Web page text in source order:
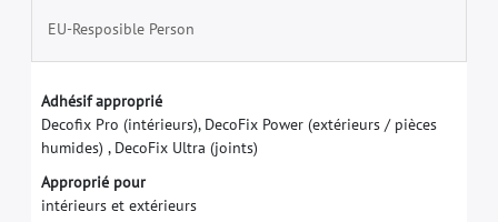
EU-Resposible Person
Adhésif approprié
Decofx Pro (intérieurs), DecoFix Power (extérieurs / pièces
humides) , DecoFix Ultra (joints)
Approprié pour
intérieurs et extérieurs